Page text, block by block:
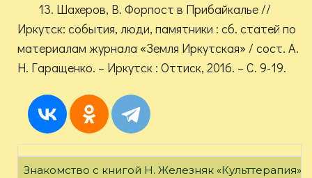
13. Шахеров, В. Форпост в Прибайкалье //
Иркутск: события, люди, памятники : сб. статей по
материалам журнала «Земля Иркутская» / сост. А.
Н. Гаращенко. – Иркутск : Оттиск, 2016. – С. 9-19.
Знакомство с книгой Н. Железняк «Культтерапия»